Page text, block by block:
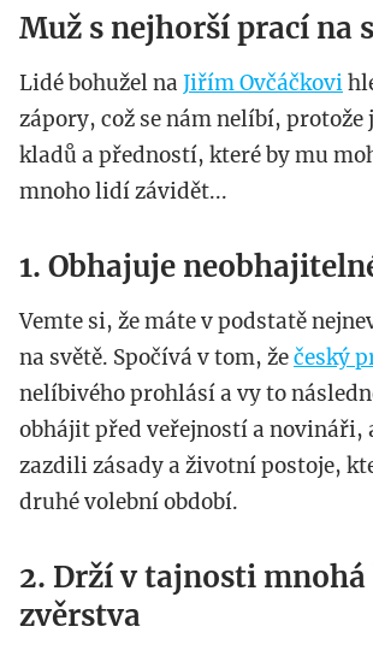
Muž s nejhorší prací na
Lidé bohužel na Jiřím Ovčáčkovi
zápory, což se nám nelíbí, protože
kladů a předností, které by mu
mnoho lidí závidět...
1. Obhajuje
Vemte si, že máte v podstatě
na světě. Spočívá v tom, žečeský
nelíbivého prohlásí a vy to
obhájit před veřejností a novináři,
zazdili zásady a životní postoje,
druhé volební období.
2. Drží v tajnosti
zvěrstva